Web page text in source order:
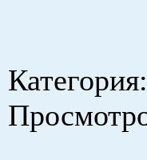
Категория: